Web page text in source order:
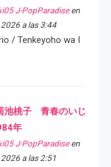
J-PopParadiseen
a las 3:44
/ Tenkeyoho wa I
池桃子 青春のいじ
年
J-PopParadiseen
a las 2:51